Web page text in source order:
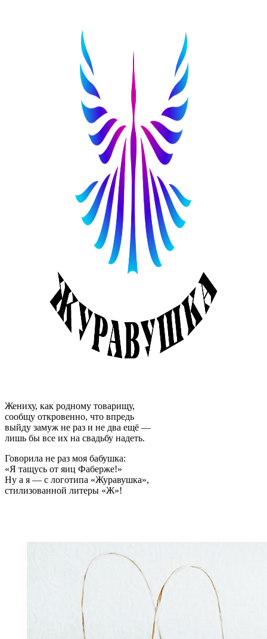
Жениху, как родному товарищу,
сообщу откровенно, что впредь
выйду замуж не раз и не два ещё —
лишь бы все их на свадьбу надеть.
Говорила не раз моя бабушка:
«Я тащусь от яиц Фаберже!»
Ну а я — с логотипа «Журавушка»,
стилизованной литеры «Ж»!